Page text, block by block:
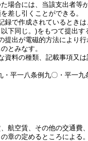
場合には、当該支出者
差し引くことができる。
録で作成されているとき
下同じ。)をもつて提出す
提出が電磁的方法により
とみなす。
資料の種類、記載事項又は
平一八条例九〇・平一
航空賃、その他の交通費
章の定めるところによる。